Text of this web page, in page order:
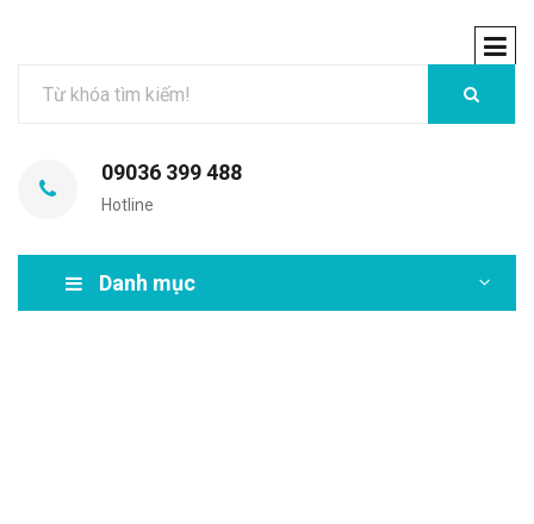
09036 399 488
Hotline
Danh mục